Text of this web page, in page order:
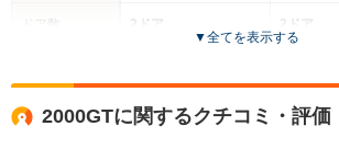
2ドア
全高
2ドア
▼全てを表示する
2000GTに関するクチコミ・評価